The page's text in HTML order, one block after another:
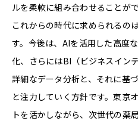
ルを柔軟に組み合わせることが
これからの時代に求められるの
す。今後は、 AIを活用した高度
化、さらにはBI （ビジネスイン
詳細なデータ分析と、それに基
と注力していく方針です。東京
トを活かしながら、次世代の薬